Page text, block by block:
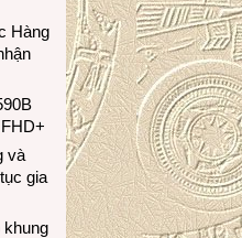
Hàng
và
gia
khung